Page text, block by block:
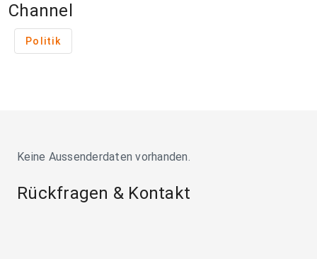
Channel
Politik
Keine Aussenderdaten vorhanden.
Rückfragen & Kontakt